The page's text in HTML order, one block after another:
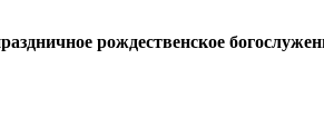
рождественское